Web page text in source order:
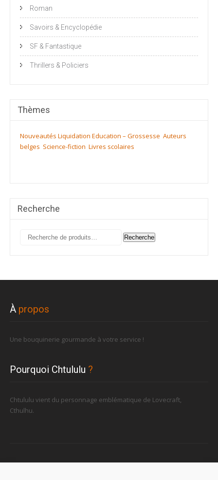
Roman
Savoirs & Encyclopédie
SF & Fantastique
Thrillers & Policiers
Thèmes
Nouveautés Liquidation Education – Grossesse Auteurs
belges Science-fiction Livres scolaires
Recherche
Recherche
Recherche
À propos
Une bouquinerie gourmande à votre service !
Pourquoi Chtululu ?
Chtululu vient du personnage emblématique de Lovecraft,
Cthulhu.